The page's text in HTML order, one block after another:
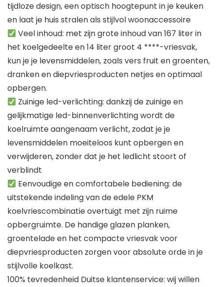
tijdloze design, een optisch hoogtepunt in je keuken
en laat je huis stralen als stijlvol woonaccessoire
Veel inhoud: met zijn grote inhoud van 167 liter in
het koelgedeelte en 14 liter groot 4 ****-vriesvak,
kun je je levensmiddelen, zoals vers fruit en groenten,
dranken en diepvriesproducten netjes en optimaal
opbergen.
Zuinige led-verlichting: dankzij de zuinige en
gelijkmatige led-binnenverlichting wordt de
koelruimte aangenaam verlicht, zodat je je
levensmiddelen moeiteloos kunt opbergen en
verwijderen, zonder dat je het ledlicht stoort of
verblindt
Eenvoudige en comfortabele bediening: de
uitstekende indeling van de edele PKM
koelvriescombinatie overtuigt met zijn ruime
opbergruimte. De handige glazen planken,
groentelade en het compacte vriesvak voor
diepvriesproducten zorgen voor absolute orde in je
stijlvolle koelkast.
100% tevredenheid Duitse klantenservice: wij willen